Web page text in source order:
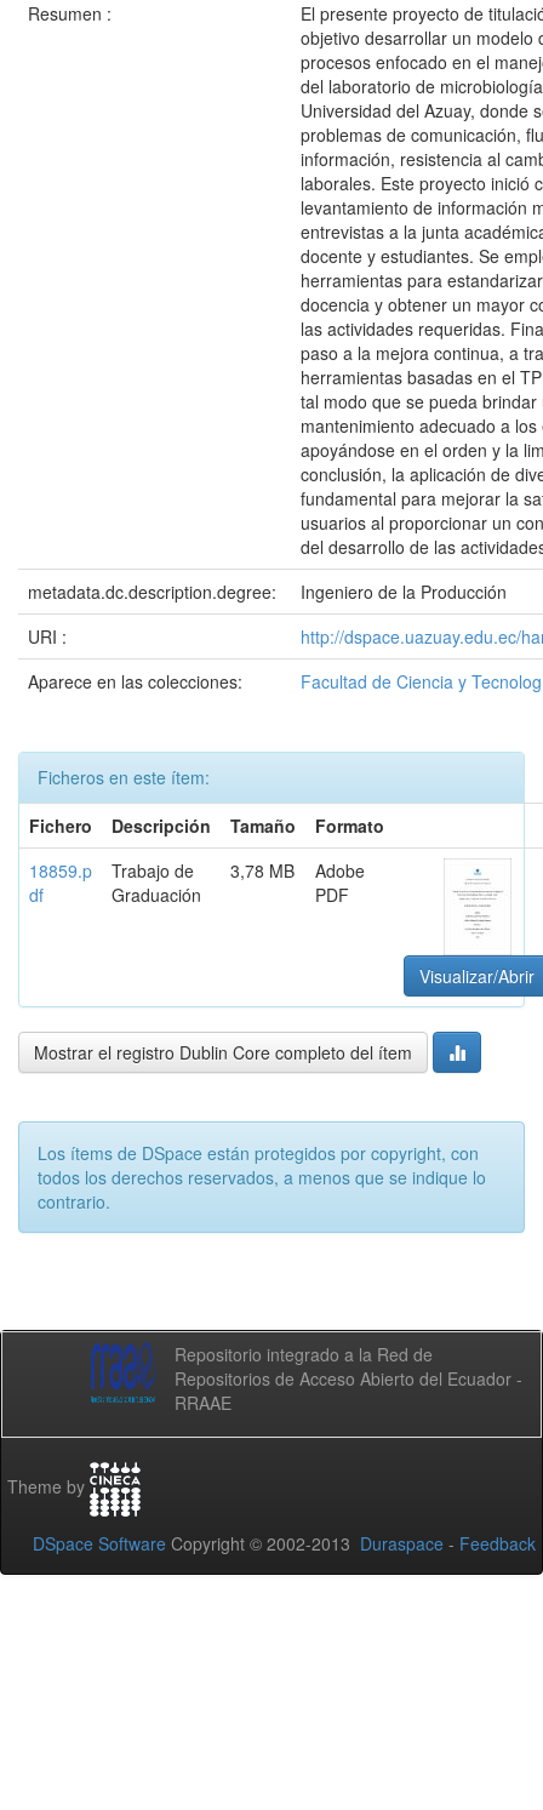
Resumen :
El presente proyecto de
objetivo desarrollar un modelo
procesos enfocado en el
del laboratorio de
Universidad del Azuay, donde
problemas de comunicación,
información, resistencia al
laborales. Este proyecto inició
levantamiento de información
entrevistas a la junta
docente y estudiantes. Se
herramientas para
docencia y obtener un mayor
las actividades requeridas.
paso a la mejora continua, a
herramientas basadas en el
tal modo que se pueda brindar
mantenimiento adecuado a los
apoyándose en el orden y la
conclusión, la aplicación de
fundamental para mejorar la
usuarios al proporcionar un
del desarrollo de las
metadata.dc.description.degree:
Ingeniero de la Producción
URI :
http://dspace.uazuay.edu.ec/
Aparece en las colecciones:
Facultad de Ciencia y
Ficheros en este ítem:
Fichero
Descripción Tamaño
Formato
18859.p
df
Trabajo de
Graduación
3,78 MB
Adobe
PDF
Visualizar/Abrir
Mostrar el registro Dublin Core completo del ítem
Los ítems de DSpace están protegidos por copyright, con
todos los derechos reservados, a menos que se indique lo
contrario.
Repositorio integrado a la Red de
Repositorios de Acceso Abierto del Ecuador -
RRAAE
Theme by
DSpace Software Copyright © 2002-2013 Duraspace - Feedback